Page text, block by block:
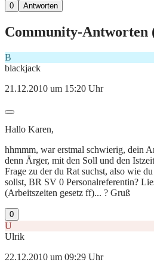
0 Antworten
Community-Antworten
B
blackjack
21.12.2010 um 15:20 Uhr
Hallo Karen,
hhmmm, war erstmal schwierig, dein
denn Ärger, mit den Soll und den
Frage zu der du Rat suchst, also wie
sollst, BR SV 0 Personalreferentin?
(Arbeitszeiten gesetz ff)... ? Gruß
0
U
Ulrik
22.12.2010 um 09:29 Uhr